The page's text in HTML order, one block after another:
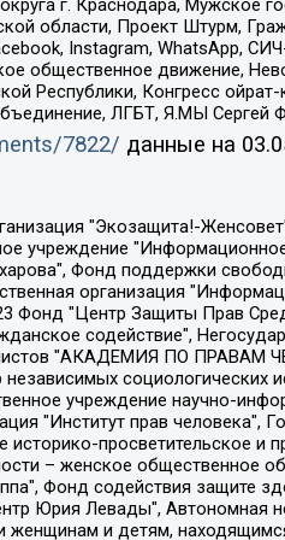
г. Краснодара, Мужское
области, Проект Штурм,
Instagram, WhatsApp,
общественное движение,
Республики, Конгресс
ЛГБТ, Я.МЫ Сергей
7822/ данные на
Свободная Европа/Радио Свобода", Чешское информационное агентство "MEDIUM-ORIENT", Красноярская региональная общественная организация "Мы против СПИДа", Камалягин Денис Николаевич, Маркелов Сергей Евгеньевич, Пономарев Лев Александрович, Савицкая Людмила Алексеевна, Автономная некоммерческая организация "Центр по работе с проблемой насилия "НАСИЛИЮ.НЕТ", Межрегиональный профессиональный союз работников здравоохранения "Альянс врачей", Юридическое лицо, зарегистрированное в Латвийской Республике, SIA "Medusa Project" (регистрационный номер 40103797863, дата регистрации 10.06.2014), Некоммерческая организация "Фонд по борьбе с коррупцией", Автономная некоммерческая организация "Институт права и публичной политики", Баданин Роман Сергеевич, Гликин Максим Александрович, Железнова Мария Михайловна, Лукьянова Юлия Сергеевна, Маетная Елизавета Витальевна, Маняхин Петр Борисович, Чуракова Ольга Владимировна, Ярош Юлия Петровна, Юридическое лицо "The Insider SIA", зарегистрированное в Риге, Латвийская Республика (дата регистрации 26.06.2015), являющееся администратором доменного имени интернет-издания "The Insider SIA", https://theins.ru, Постернак Алексей Евгеньевич, Рубин Михаил Аркадьевич, Анин Роман Александрович, Юридическое лицо Istories fonds, зарегистрированное в Латвийской Республике (регистрационный номер 50008295751, дата регистрации 24.02.2020), Великовский Дмитрий Александрович, Долинина Ирина Николаевна, Мароховская Алеся Алексеевна, Шлейнов Роман Юрьевич, Шмагун Олеся Валентиновна, Общество с ограниченной ответственностью "Альтаир 2021", Общество с ограниченной ответственностью "Вега 2021", Общество с ограниченной ответственностью "Главный редактор 2021", Общество с ограниченной ответственностью "Ромашки монолит", Важенков Артем Валерьевич, Ивановская областная